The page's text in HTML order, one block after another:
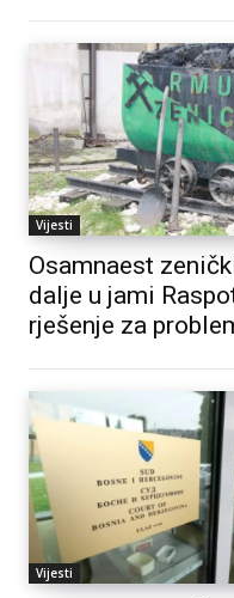
Vijesti
Osamnaest
dalje u jami
rješenje za
Vijesti